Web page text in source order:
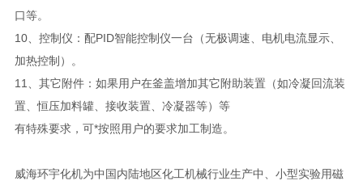
口等。
10、控制仪：配PID智能控制仪一台（无极调速、电机电流显示、
加热控制）。
11、其它附件：如果用户在釜盖增加其它附助装置（如冷凝回流装
置、恒压加料罐、接收装置、冷凝器等）等
有特殊要求，可*按照用户的要求加工制造。
威海环宇化机为中国内陆地区化工机械行业生产中、小型实验用磁